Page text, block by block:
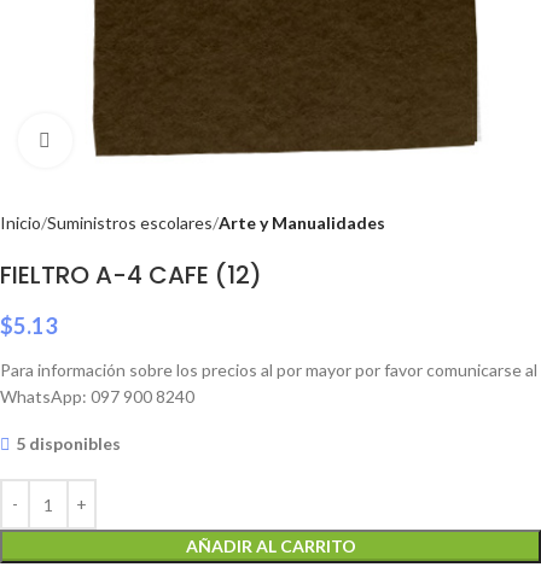
Click to enlarge
Inicio Suministros escolares Arte y Manualidades
FIELTRO A-4 CAFE (12)
$5.13
Para información sobre los precios al por mayor por favor comunicarse al
WhatsApp: 097 900 8240
5 disponibles
AÑADIR AL CARRITO